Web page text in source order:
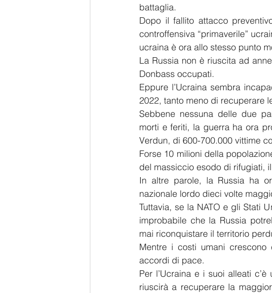
battaglia.
Dopo il fallito attacco
controffensiva “primaverile”
ucraina è ora allo stesso punto
La Russia non è riuscita ad
Donbass occupati.
Eppure l’Ucraina sembra
2022, tanto meno di recuperare
Sebbene nessuna delle due
morti e feriti, la guerra ha ora
Verdun, di 600-700.000 vittime
Forse 10 milioni della
del massiccio esodo di rifugiati,
In altre parole, la Russia ha
nazionale lordo dieci volte
Tuttavia, se la NATO e gli Stati
improbabile che la Russia
mai riconquistare il territorio
Mentre i costi umani
accordi di pace.
Per l’Ucraina e i suoi alleati
riuscirà a recuperare la